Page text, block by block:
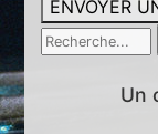
ENVOYER
Un